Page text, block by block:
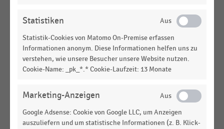
Top 5 der führenden Unternehmen im Möbelhandel
in Deutschland (2024)
INTERNATIONALER HANDEL|STATISTIK
Ranking der führenden Unternehmen im
Möbelhandel in Europa (2024)
Umsatz der führenden Unternehmen im
Möbelhandel in Deutschland (2023)
Statistiken
Statistik-Cookies von Matomo On-Premise erfassen
Informationen anonym. Diese Informationen helfen uns zu
verstehen, wie unsere Besucher unsere Website nutzen.
Cookie-Name: _pk_*.* Cookie-Laufzeit: 13 Monate
Marketing-Anzeigen
Google Adsense: Cookie von Google LLC, um Anzeigen
auszuliefern und um statistische Informationen (z. B. Klick-